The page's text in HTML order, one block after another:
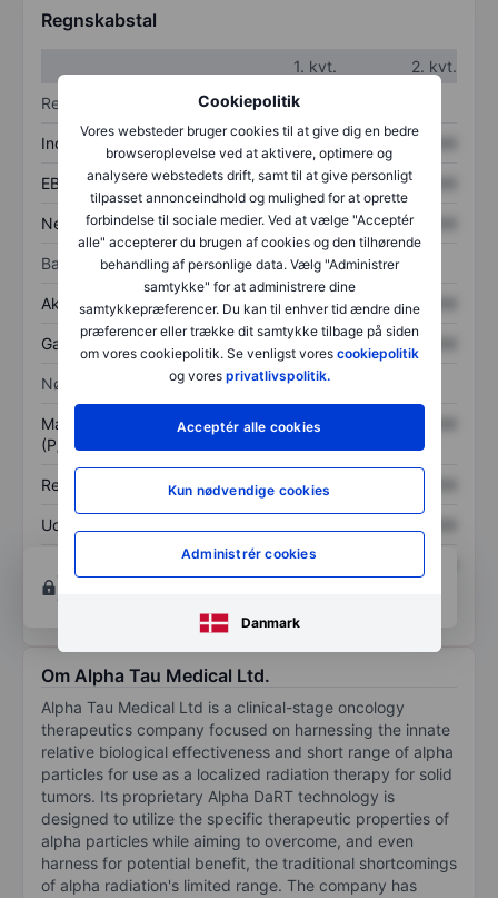
Cookiepolitik
Vores websteder bruger cookies til at give dig en bedre
browseroplevelse ved at aktivere, optimere og
analysere webstedets drift, samt til at give personligt
tilpasset annonceindhold og mulighed for at oprette
forbindelse til sociale medier. Ved at vælge "Acceptér
alle" accepterer du brugen af cookies og den tilhørende
behandling af personlige data. Vælg "Administrer
samtykke" for at administrere dine
samtykkepræferencer. Du kan til enhver tid ændre dine
præferencer eller trække dit samtykke tilbage på siden
om vores cookiepolitik. Se venligst vores cookiepolitik
og vores privatlivspolitik.
Acceptér alle cookies
Kun nødvendige cookies
Administrér cookies
Danmark
Regnskabstal
1. kvt.
2. kvt.
Resultatopgørelse
Indtægter XXXXXXX
EBITDA XXXXXXX XXXXXXX
Nettoresultat XXXXXXX XXXXXXX
Balance
Aktiver i alt XXXXXXX XXXXXXX
Gæld XXXXXXX
Nøgletal
Markedsværdi/omsætning
(P/S)
XXXXXXX
Resultat pr. aktie (EPS) XXXXXXX
Udbytte pr. aktie
Afkast af egenkapital XXXXXXX
Opret kontofor at få adgang til flere diagrammer
og analyse værktøjer.
Om Alpha Tau Medical Ltd.
Alpha Tau Medical Ltd is a clinical-stage oncology
therapeutics company focused on harnessing the innate
relative biological effectiveness and short range of alpha
particles for use as a localized radiation therapy for solid
tumors. Its proprietary Alpha DaRT technology is
designed to utilize the specific therapeutic properties of
alpha particles while aiming to overcome, and even
harness for potential benefit, the traditional shortcomings
of alpha radiation's limited range. The company has